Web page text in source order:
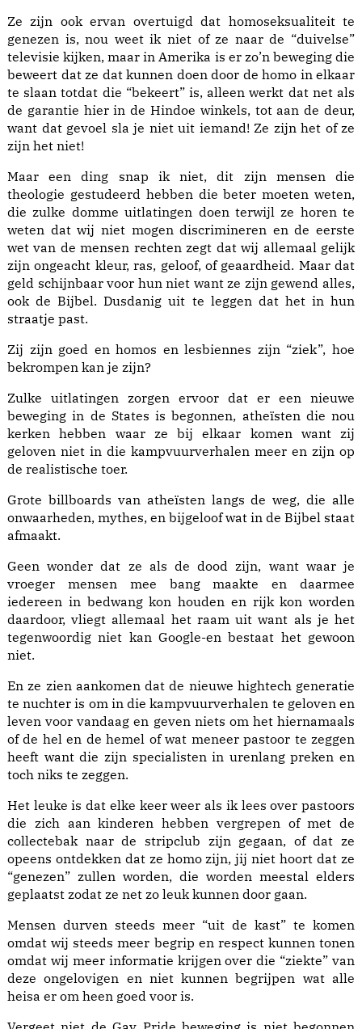
Ze zijn ook ervan overtuigd dat homoseksualiteit te
genezen is, nou weet ik niet of ze naar de “duivelse”
televisie kijken, maar in Amerika is er zo’n beweging die
beweert dat ze dat kunnen doen door de homo in elkaar
te slaan totdat die “bekeert” is, alleen werkt dat net als
de garantie hier in de Hindoe winkels, tot aan de deur,
want dat gevoel sla je niet uit iemand! Ze zijn het of ze
zijn het niet!
Maar een ding snap ik niet, dit zijn mensen die
theologie gestudeerd hebben die beter moeten weten,
die zulke domme uitlatingen doen terwijl ze horen te
weten dat wij niet mogen discrimineren en de eerste
wet van de mensen rechten zegt dat wij allemaal gelijk
zijn ongeacht kleur, ras, geloof, of geaardheid. Maar dat
geld schijnbaar voor hun niet want ze zijn gewend alles,
ook de Bijbel. Dusdanig uit te leggen dat het in hun
straatje past.
Zij zijn goed en homos en lesbiennes zijn “ziek”, hoe
bekrompen kan je zijn?
Zulke uitlatingen zorgen ervoor dat er een nieuwe
beweging in de States is begonnen, atheïsten die nou
kerken hebben waar ze bij elkaar komen want zij
geloven niet in die kampvuurverhalen meer en zijn op
de realistische toer.
Grote billboards van atheïsten langs de weg, die alle
onwaarheden, mythes, en bijgeloof wat in de Bijbel staat
afmaakt.
Geen wonder dat ze als de dood zijn, want waar je
vroeger mensen mee bang maakte en daarmee
iedereen in bedwang kon houden en rijk kon worden
daardoor, vliegt allemaal het raam uit want als je het
tegenwoordig niet kan Google-en bestaat het gewoon
niet.
En ze zien aankomen dat de nieuwe hightech generatie
te nuchter is om in die kampvuurverhalen te geloven en
leven voor vandaag en geven niets om het hiernamaals
of de hel en de hemel of wat meneer pastoor te zeggen
heeft want die zijn specialisten in urenlang preken en
toch niks te zeggen.
Het leuke is dat elke keer weer als ik lees over pastoors
die zich aan kinderen hebben vergrepen of met de
collectebak naar de stripclub zijn gegaan, of dat ze
opeens ontdekken dat ze homo zijn, jij niet hoort dat ze
“genezen” zullen worden, die worden meestal elders
geplaatst zodat ze net zo leuk kunnen door gaan.
Mensen durven steeds meer “uit de kast” te komen
omdat wij steeds meer begrip en respect kunnen tonen
omdat wij meer informatie krijgen over die “ziekte” van
deze ongelovigen en niet kunnen begrijpen wat alle
heisa er om heen goed voor is.